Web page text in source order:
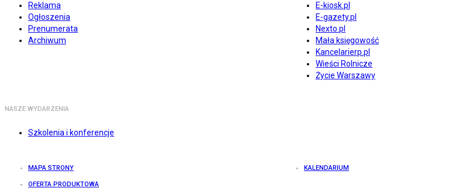
Reklama
Ogłoszenia
Prenumerata
Archiwum
E-kiosk.pl
E-gazety.pl
Nexto.pl
Mała księgowość
Kancelarierp.pl
Wieści Rolnicze
Życie Warszawy
NASZE WYDARZENIA
Szkolenia i konferencje
MAPA STRONY KALENDARIUM
OFERTA PRODUKTOWA